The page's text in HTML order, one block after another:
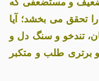
ضعيف و مستضعفی که
تحقق می بخشد؛ آيا
تندخو و سنگ دل و
طلب و متکبر